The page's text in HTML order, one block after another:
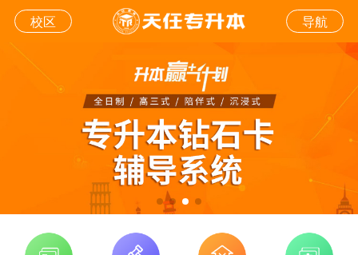
校区 导航